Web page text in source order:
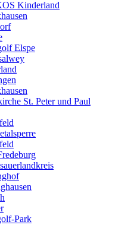
Kinderland
Elspe
St. Peter und Paul
Park